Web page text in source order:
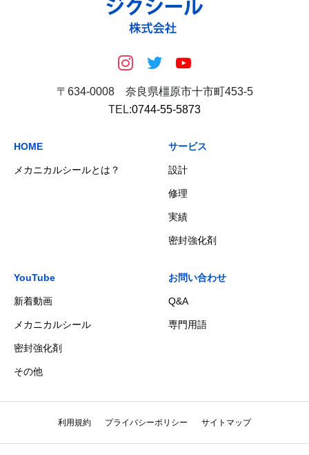
〒634-0008 奈良県橿原市十市町453-5
TEL:0744-55-5873
HOME
メカニカルシールとは？
サービス
設計
修理
実績
密封強化剤
YouTube
新着動画
メカニカルシール
密封強化剤
その他
お問い合わせ
Q&A
専門用語
利用規約 プライバシーポリシー サイトマップ